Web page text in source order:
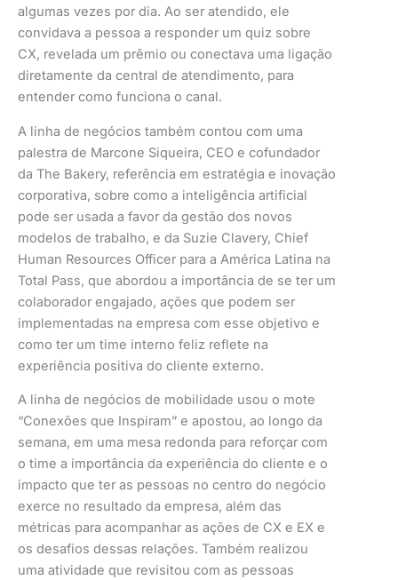
algumas vezes por dia. Ao ser atendido, ele
convidava a pessoa a responder um quiz sobre
CX, revelada um prêmio ou conectava uma ligação
diretamente da central de atendimento, para
entender como funciona o canal.
A linha de negócios também contou com uma
palestra de Marcone Siqueira, CEO e cofundador
da The Bakery, referência em estratégia e inovação
corporativa, sobre como a inteligência artificial
pode ser usada a favor da gestão dos novos
modelos de trabalho, e da Suzie Clavery, Chief
Human Resources Officer para a América Latina na
Total Pass, que abordou a importância de se ter um
colaborador engajado, ações que podem ser
implementadas na empresa com esse objetivo e
como ter um time interno feliz reflete na
experiência positiva do cliente externo.
A linha de negócios de mobilidade usou o mote
“Conexões que Inspiram” e apostou, ao longo da
semana, em uma mesa redonda para reforçar com
o time a importância da experiência do cliente e o
impacto que ter as pessoas no centro do negócio
exerce no resultado da empresa, além das
métricas para acompanhar as ações de CX e EX e
os desafios dessas relações. Também realizou
uma atividade que revisitou com as pessoas